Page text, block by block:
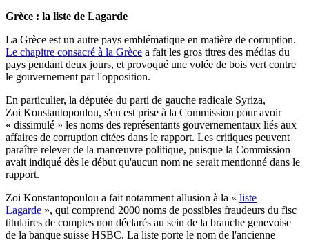
Grèce : la liste de Lagarde
La Grèce est un autre pays emblématique en matière de corruption.
Le chapitre consacré à la Grèce a fait les gros titres des médias du
pays pendant deux jours, et provoqué une volée de bois vert contre
le gouvernement par l'opposition.
En particulier, la députée du parti de gauche radicale Syriza,
Zoi Konstantopoulou, s'en est prise à la Commission pour avoir
« dissimulé » les noms des représentants gouvernementaux liés aux
affaires de corruption citées dans le rapport. Les critiques peuvent
paraître relever de la manœuvre politique, puisque la Commission
avait indiqué dès le début qu'aucun nom ne serait mentionné dans le
rapport.
Zoi Konstantopoulou a fait notamment allusion à la « liste
Lagarde », qui comprend 2000 noms de possibles fraudeurs du fisc
titulaires de comptes non déclarés au sein de la branche genevoise
de la banque suisse HSBC. La liste porte le nom de l'ancienne